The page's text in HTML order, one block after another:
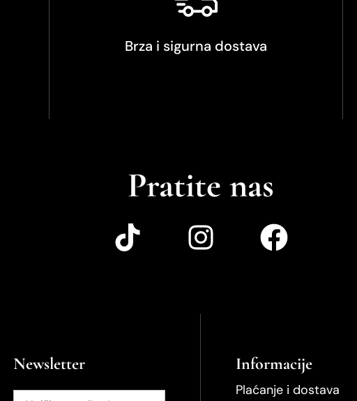
Brza i sigurna dostava
Pratite nas
Newsletter Informacije
Plaćanje i dostava